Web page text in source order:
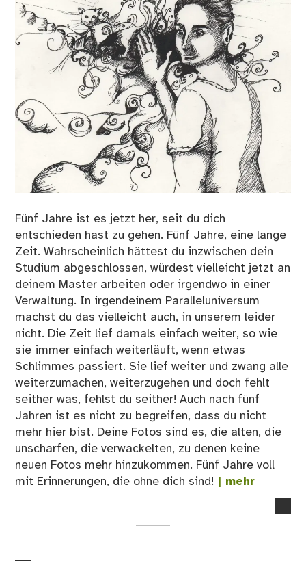
Fünf Jahre ist es jetzt her, seit du dich
entschieden hast zu gehen. Fünf Jahre, eine lange
Zeit. Wahrscheinlich hättest du inzwischen dein
Studium abgeschlossen, würdest vielleicht jetzt an
deinem Master arbeiten oder irgendwo in einer
Verwaltung. In irgendeinem Paralleluniversum
machst du das vielleicht auch, in unserem leider
nicht. Die Zeit lief damals einfach weiter, so wie
sie immer einfach weiterläuft, wenn etwas
Schlimmes passiert. Sie lief weiter und zwang alle
weiterzumachen, weiterzugehen und doch fehlt
seither was, fehlst du seither! Auch nach fünf
Jahren ist es nicht zu begreifen, dass du nicht
mehr hier bist. Deine Fotos sind es, die alten, die
unscharfen, die verwackelten, zu denen keine
neuen Fotos mehr hinzukommen. Fünf Jahre voll
mit Erinnerungen, die ohne dich sind! | mehr